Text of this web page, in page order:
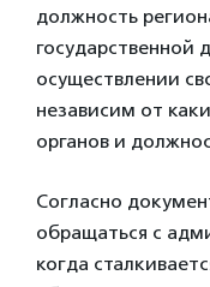
должность
государственной
осуществлении
независим от
органов и
Согласно
обращаться с
когда